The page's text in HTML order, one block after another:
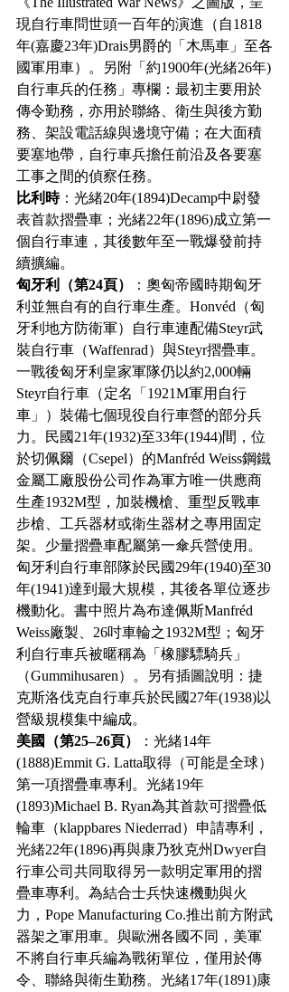
現自行車問世頭一百年的演進（自1818
年(嘉慶23年)Drais男爵的「木馬車」至各
國軍用車）。另附「約1900年(光緒26年)
自行車兵的任務」專欄：最初主要用於
傳令勤務，亦用於聯絡、衛生與後方勤
務、架設電話線與邊境守備；在大面積
要塞地帶，自行車兵擔任前沿及各要塞
工事之間的偵察任務。
比利時：光緒20年(1894)Decamp中尉發
表首款摺疊車；光緒22年(1896)成立第一
個自行車連，其後數年至一戰爆發前持
續擴編。
匈牙利（第24頁）
：奧匈帝國時期匈牙
利並無自有的自行車生產。Honvéd（匈
牙利地方防衛軍）自行車連配備Steyr武
裝自行車（Waffenrad）與Steyr摺疊車。
一戰後匈牙利皇家軍隊仍以約2,000輛
Steyr自行車（定名「1921M軍用自行
車」）裝備七個現役自行車營的部分兵
力。民國21年(1932)至33年(1944)間，位
於切佩爾（Csepel）的Manfréd Weiss鋼鐵
金屬工廠股份公司作為軍方唯一供應商
生產1932M型，加裝機槍、重型反戰車
步槍、工兵器材或衛生器材之專用固定
架。少量摺疊車配屬第一傘兵營使用。
匈牙利自行車部隊於民國29年(1940)至30
年(1941)達到最大規模，其後各單位逐步
機動化。書中照片為布達佩斯Manfréd
Weiss廠製、26吋車輪之1932M型；匈牙
利自行車兵被暱稱為「橡膠驃騎兵」
（Gummihusaren）。另有插圖說明：捷
克斯洛伐克自行車兵於民國27年(1938)以
營級規模集中編成。
美國（第25–26頁）
：光緒14年
(1888)Emmit G. Latta取得（可能是全球）
第一項摺疊車專利。光緒19年
(1893)Michael B. Ryan為其首款可摺疊低
輪車（klappbares Niederrad）申請專利，
光緒22年(1896)再與康乃狄克州Dwyer自
行車公司共同取得另一款明定軍用的摺
疊車專利。為結合士兵快速機動與火
力，Pope Manufacturing Co.推出前方附武
器架之軍用車。與歐洲各國不同，美軍
不將自行車兵編為戰術單位，僅用於傳
令、聯絡與衛生勤務。光緒17年(1891)康